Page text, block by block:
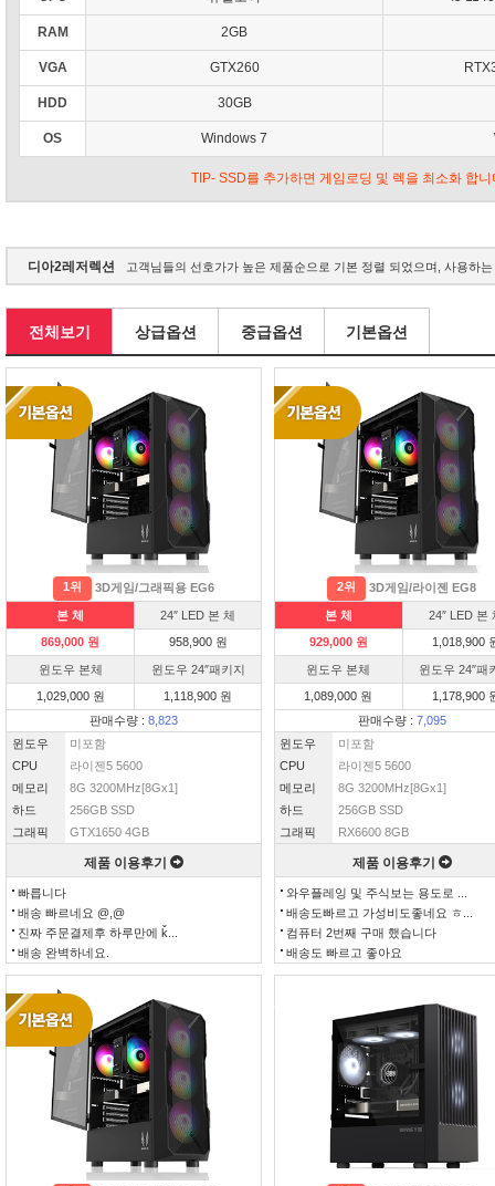
RAM 2GB
VGA GTX260
HDD 30GB
OS Windows 7
TIP- SSD를 추가하면 게임로딩 및 렉을 최소화 합니
디아2레저렉션 고객님들의 선호가가 높은 제품순으로 기본 정렬 되었으며, 사용하
전체보기 상급옵션 중급옵션 기본옵션
1위 3D게임/그래픽용 EG6
본 체
24″ LED 본 체
869,000 원
958,900 원
윈도우 본체
윈도우 24″패키지
1,029,000 원
1,118,900 원
판매수량 : 8,823
윈도우
미포함
CPU
라이젠5 5600
메모리
8G 3200MHz[8Gx1]
하드
256GB SSD
그래픽
GTX1650 4GB
제품 이용후기
빠릅니다
배송 빠르네요 @,@
진짜 주문결제후 하루만에 ǩ...
배송 완벽하네요.
2위 3D게임/라이젠 EG8
본 체
24″ LED 본
929,000 원
1,018,900
윈도우 본체
윈도우 24″패
1,089,000 원
1,178,900
판매수량 : 7,095
윈도우
미포함
CPU
라이젠5 5600
메모리
8G 3200MHz[8Gx1]
하드
256GB SSD
그래픽
RX6600 8GB
제품 이용후기
와우플레잉 및 주식보는 용도로 ...
배송도빠르고 가성비도좋네요 ㅎ...
컴퓨터 2번째 구매 했습니다
배송도 빠르고 좋아요